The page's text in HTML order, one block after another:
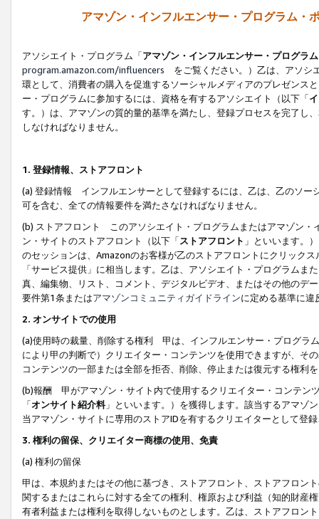
アマゾン・インフルエンサー・プログラム・
アソシエイト・プログラム「アマゾン・インフルエンサー・プログラム
program.amazon.com/influencers をご覧ください。）乙は、アソシ
環として、消費者の購入を促進するソーシャルメディアのプレゼンス
ー・プログラムに参加するには、資格を有するアソシエイト（以下「
す。）は、アマゾンの質的量的基準を満たし、登録プロセスを完了し、
しなければなりません。
1. 登録情報、ストアフロント
(a) 登録情報 インフルエンサーとして登録するには、乙は、乙のソー
可を含む、全ての情報要件を満たさなければなりません。
(b) ストアフロント このアソシエイト・プログラムまたはアマゾン・
ン・サイトのストアフロント（以下「ストアフロント 」といいます。
のセッションは、Amazonのお客様が乙のストアフロントにクリック
「サービス提供」に相当します。乙は、アソシエイト・プログラム
真、編集物、リスト、コメント、デジタルビデオ、またはその他のデ
要件第1条またはアマゾンコミュニティガイドラインに定める基準に違
2. オンサイトでの使用
(a)使用時の裁量、削除する権利 甲は、インフルエンサー・プログラ
により甲の判断で）クリエイター・コンテンツを使用できますが、そ
コンテンツの一部または全部を拒否、削除、停止または復元する権利
(b)報酬 甲がアマゾン・サイト内で使用するクリエイター・コンテン
「オンサイト紹介料」といいます。）を獲得します。該当するアマゾ
当アマゾン・サイトに専用のストアIDを有するクリエイターとして登
3. 権利の留保、クリエイター商標の使用、免責
(a) 権利の留保
甲は、本規約またはその他に基づき、ストアフロント、ストアフロン
関するまたはこれらに対する全ての権利、権原および利益（知的財産
有者利益または権利を取得しないものとします。乙は、ストアフロン